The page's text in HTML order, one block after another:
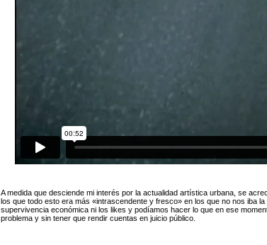
A medida que desciende mi interés por la actualidad artística urbana, se
los que todo esto era más «intrascendente y fresco» en los que no nos iba
supervivencia económica ni los likes y podíamos hacer lo que en ese
problema y sin tener que rendir cuentas en juicio público.